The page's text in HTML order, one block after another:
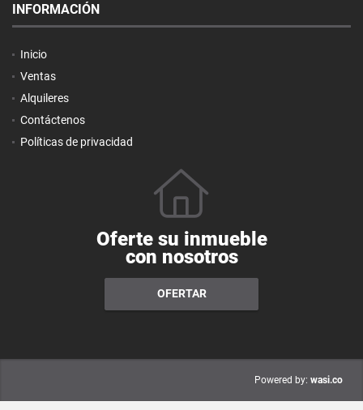
INFORMACIÓN
Inicio
Ventas
Alquileres
Contáctenos
Políticas de privacidad
Oferte su inmueble
con nosotros
OFERTAR
Powered by: wasi.co